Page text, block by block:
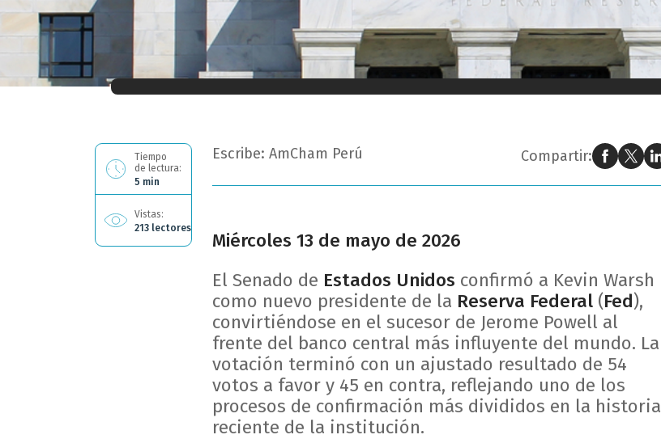
Ahora estás leyendo: Kevin Warsh es confirmado como nuevo presidente de la Fed
Tiempo
de lectura:
5 min
Vistas:
213 lectores
Escribe: AmCham Perú Compartir:
Miércoles 13 de mayo de 2026
El Senado de Estados Unidos confirmó a Kevin Warsh
como nuevo presidente de la Reserva Federal (Fed),
convirtiéndose en el sucesor de Jerome Powell al
frente del banco central más influyente del mundo. La
votación terminó con un ajustado resultado de 54
votos a favor y 45 en contra, reflejando uno de los
procesos de confirmación más divididos en la historia
reciente de la institución.